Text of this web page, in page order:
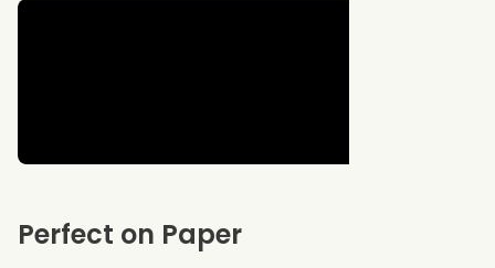
Perfect on Paper